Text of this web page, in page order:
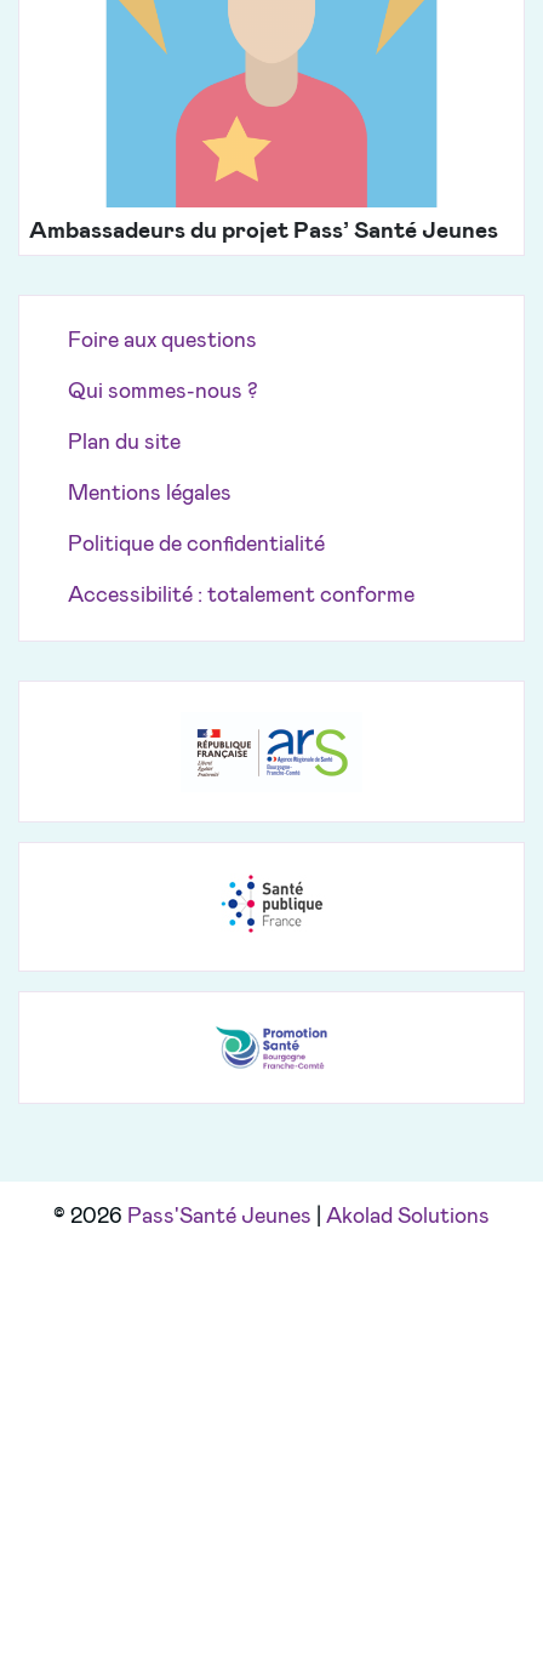
Ambassadeurs du projet Pass’ Santé Jeunes
Foire aux questions
Qui sommes-nous ?
Plan du site
Mentions légales
Politique de confidentialité
Accessibilité : totalement conforme
© 2026 Pass'Santé Jeunes Akolad Solutions